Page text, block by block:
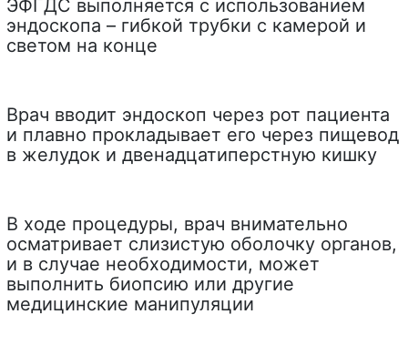
ЭФГДС выполняется с использованием
эндоскопа – гибкой трубки с камерой и
светом на конце
Врач вводит эндоскоп через рот пациента
и плавно прокладывает его через пищевод
в желудок и двенадцатиперстную кишку
В ходе процедуры, врач внимательно
осматривает слизистую оболочку органов,
и в случае необходимости, может
выполнить биопсию или другие
медицинские манипуляции